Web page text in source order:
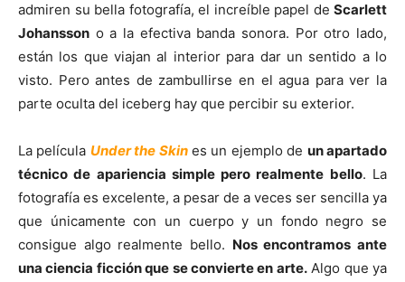
admiren su bella fotografía, el increíble papel de Scarlett
Johansson o a la efectiva banda sonora. Por otro lado,
están los que viajan al interior para dar un sentido a lo
visto. Pero antes de zambullirse en el agua para ver la
parte oculta del iceberg hay que percibir su exterior.
La película Under the Skin es un ejemplo de un apartado
técnico de apariencia simple pero realmente bello. La
fotografía es excelente, a pesar de a veces ser sencilla ya
que únicamente con un cuerpo y un fondo negro se
consigue algo realmente bello. Nos encontramos ante
una ciencia ficción que se convierte en arte.Algo que ya